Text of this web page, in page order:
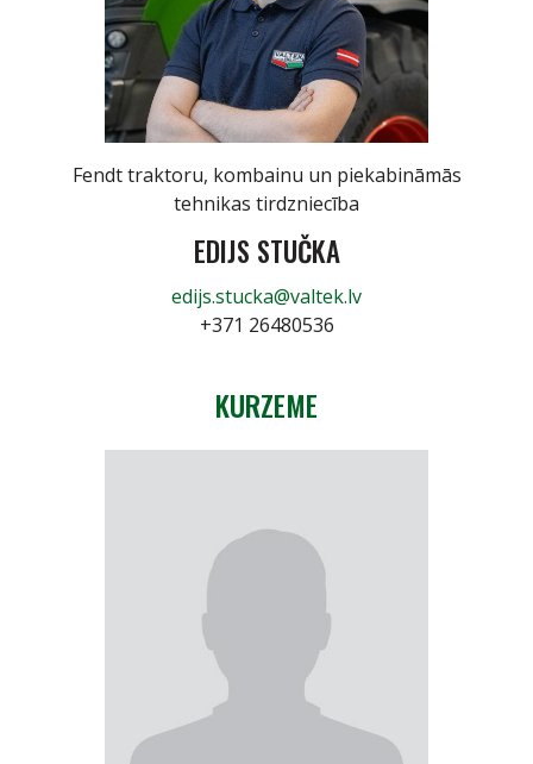
Fendt traktoru, kombainu un piekabināmās
tehnikas tirdzniecība
EDIJS STUČKA
edijs.stucka@valtek.lv
+371 26480536
KURZEME